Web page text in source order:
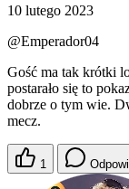
10 lutego 2023
@Emperador04
Gość ma tak krótki
postarało się to
dobrze o tym wie.
mecz.
1